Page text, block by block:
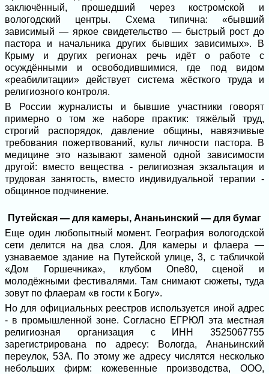
заключённый, прошедший через костромской и
вологодский центры. Схема типична: «бывший
зависимый — яркое свидетельство — быстрый рост до
пастора и начальника других бывших зависимых». В
Крыму и других регионах речь идёт о работе с
осуждёнными и освободившимися, где под видом
«реабилитации» действует система жёсткого труда и
религиозного контроля.
В России журналисты и бывшие участники говорят
примерно о том же наборе практик: тяжёлый труд,
строгий распорядок, давление общины, навязчивые
требования пожертвований, культ личности пастора. В
медицине это называют заменой одной зависимости
другой: вместо вещества - религиозная экзальтация и
трудовая занятость, вместо индивидуальной терапии -
общинное подчинение.
Путейская — для камеры, Ананьинский — для бумаг
Еще один любопытный момент. География вологодской
сети делится на два слоя. Для камеры и флаера —
узнаваемое здание на Путейской улице, 3, с табличкой
«Дом Горшечника», клубом One80, сценой и
молодёжными фестивалями. Там снимают сюжеты, туда
зовут по флаерам «в гости к Богу».
Но для официальных реестров используется иной адрес
- в промышленной зоне. Согласно ЕГРЮЛ эта местная
религиозная организация с ИНН 3525067755
зарегистрирована по адресу: Вологда, Ананьинский
переулок, 53А. По этому же адресу числятся несколько
небольших фирм: кожевенные производства, ООО,